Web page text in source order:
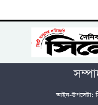
আইন-উপদেষ্টা: